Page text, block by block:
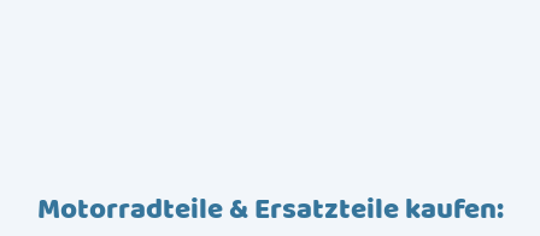
Motorradteile & Ersatzteile kaufen: